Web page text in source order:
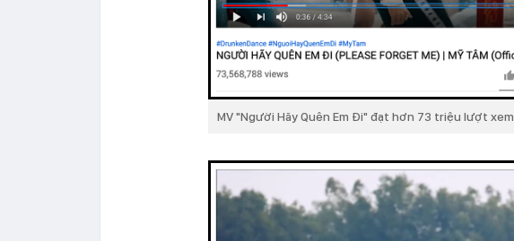
MV "Người Hãy Quên Em Đi" đạt hơn 73 triệu lượt xem.